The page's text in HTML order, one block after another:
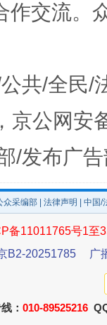
作交流。
共/全民/
京公网安
/发布广
众采编部 法律声明 | 中国
备11011765号1至
B2-20251785
广
： 010-89525216